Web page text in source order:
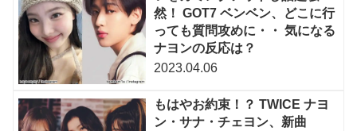
然！ GOT7 ベンベン、どこに行
っても質問攻めに・・ 気になる
ナヨンの反応は？
2023.04.06
もはやお約束！？ TWICE ナヨ
ン・サナ・チェヨン、新曲